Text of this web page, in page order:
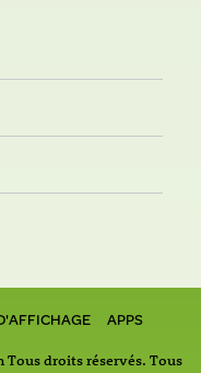
APPS
Tous droits réservés. Tous